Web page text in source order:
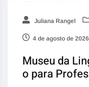
Juliana Rangel
4 de agosto de 2026
Museu da
o para